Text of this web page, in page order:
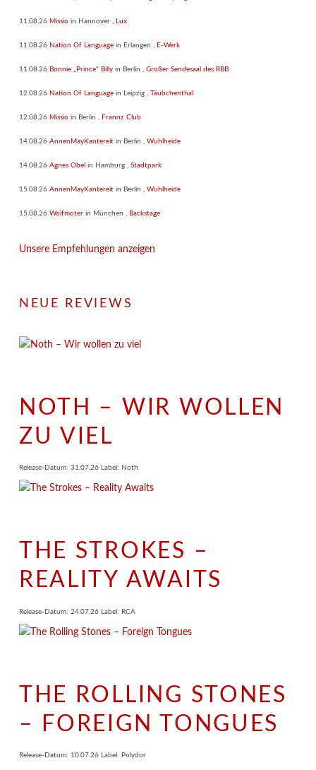
11.08.26 Missio in Hannover , Lux
11.08.26 Nation Of Language in Erlangen , E-Werk
11.08.26 Bonnie „Prince“ Billy in Berlin , Großer Sendesaal des RBB
12.08.26 Nation Of Language in Leipzig , Täubchenthal
12.08.26 Missio in Berlin , Frannz Club
14.08.26 AnnenMayKantereit in Berlin , Wuhlheide
14.08.26 Agnes Obel in Hamburg , Stadtpark
15.08.26 AnnenMayKantereit in Berlin , Wuhlheide
15.08.26 Wolfmoter in München , Backstage
Unsere Empfehlungen anzeigen
NEUE REVIEWS
NOTH – WIR WOLLEN
ZU VIEL
Release-Datum: 31.07.26 Label: Noth
THE STROKES –
REALITY AWAITS
Release-Datum: 24.07.26 Label: RCA
THE ROLLING STONES
– FOREIGN TONGUES
Release-Datum: 10.07.26 Label: Polydor